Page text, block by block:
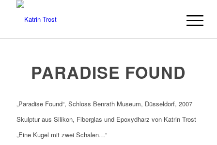
PARADISE FOUND
„Paradise Found“, Schloss Benrath Museum, Düsseldorf, 2007
Skulptur aus Silikon, Fiberglas und Epoxydharz von Katrin Trost
„Eine Kugel mit zwei Schalen…“